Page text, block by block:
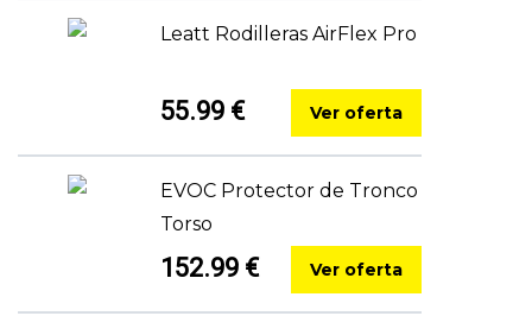
Leatt Rodilleras AirFlex Pro
55.99 € Ver oferta
EVOC Protector de Tronco
Torso
152.99 € Ver oferta